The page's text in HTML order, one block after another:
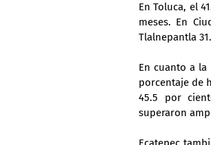
En Toluca, el
meses. En
Tlalnepantla
En cuanto a
porcentaje de
45.5 por
superaron